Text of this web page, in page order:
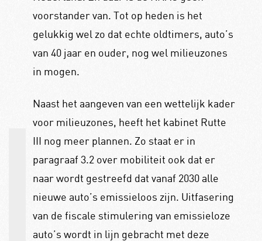
voorstander van. Tot op heden is het
gelukkig wel zo dat echte oldtimers, auto’s
van 40 jaar en ouder, nog wel milieuzones
in mogen.
Naast het aangeven van een wettelijk kader
voor milieuzones, heeft het kabinet Rutte
III nog meer plannen. Zo staat er in
paragraaf 3.2 over mobiliteit ook dat er
naar wordt gestreefd dat vanaf 2030 alle
nieuwe auto’s emissieloos zijn. Uitfasering
van de fiscale stimulering van emissieloze
auto’s wordt in lijn gebracht met deze